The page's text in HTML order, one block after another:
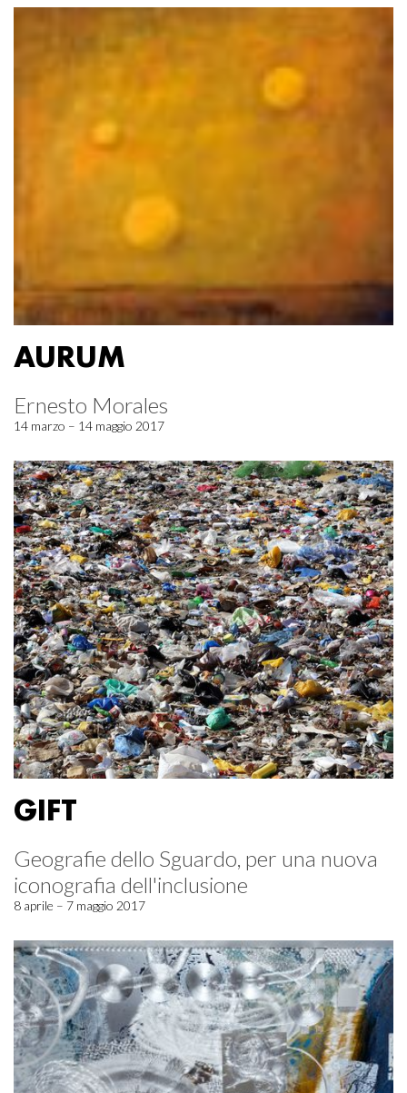
AURUM
Ernesto Morales
14 marzo – 14 maggio 2017
GIFT
Geografie dello Sguardo, per una nuova
iconografia dell'inclusione
8 aprile – 7 maggio 2017